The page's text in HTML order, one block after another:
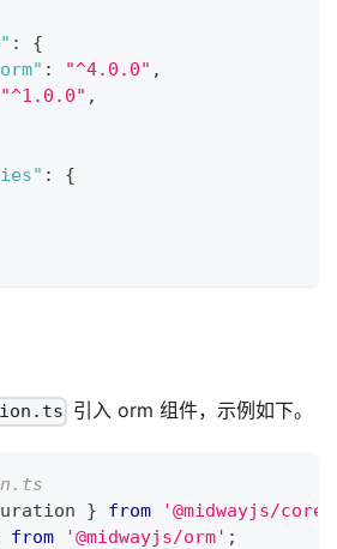
:
{
: "^4.0.0" ,
"^1.0.0" ,
:
{
引入 orm 组件，示例如下。
} from '@midwayjs/core'
from '@midwayjs/orm' ;